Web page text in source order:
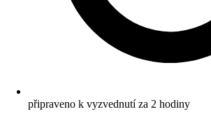
připraveno k vyzvednutí za 2 hodiny